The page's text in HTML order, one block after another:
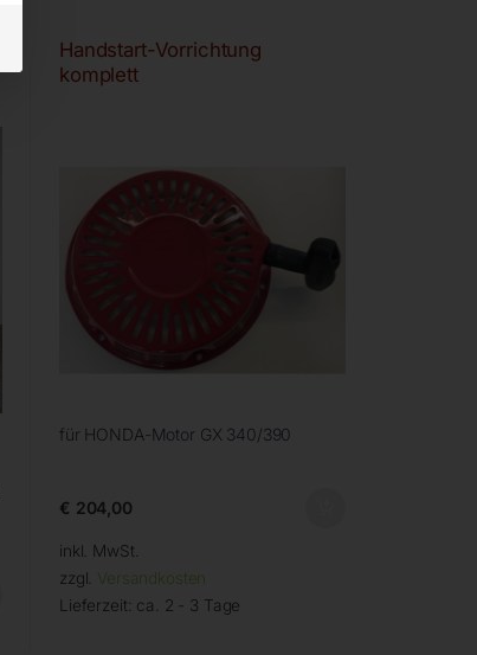
Handstart-Vorrichtung
komplett
für HONDA-Motor GX 340/390
€ 204,00
inkl. MwSt.
zzgl. Versandkosten
Lieferzeit: ca. 2 - 3 Tage